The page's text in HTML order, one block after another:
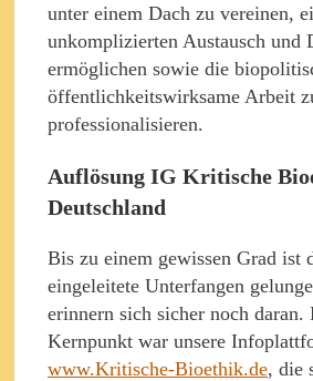
unter einem Dach zu vereinen,
unkomplizierten Austausch und
ermöglichen sowie die
öffentlichkeitswirksame Arbeit
professionalisieren.
Auflösung IG Kritische
Deutschland
Bis zu einem gewissen Grad ist
eingeleitete Unterfangen
erinnern sich sicher noch daran.
Kernpunkt war unsere
www.Kritische-Bioethik.de, die